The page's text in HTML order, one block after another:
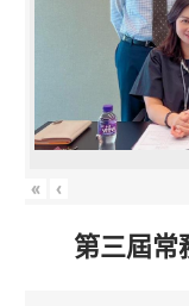
« ‹
第三屆